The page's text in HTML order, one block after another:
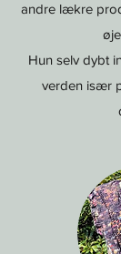
andre lækre
Hun selv dybt
verden især